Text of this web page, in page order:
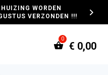
WORDEN
VERZONDEN !!!
€ 0,00